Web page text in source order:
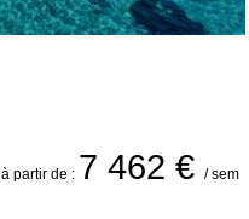
à partir de : 7 462 € / sem